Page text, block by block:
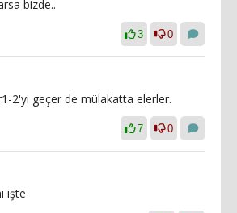
bizde..
3 0
2'yi geçer de mülakatta elerler.
7 0
ışte